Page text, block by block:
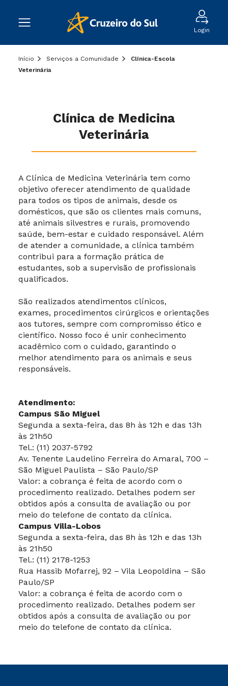
Login
Início Serviços a Comunidade
Clínica-Escola
Veterinária
Clínica de Medicina
Veterinária
A Clínica de Medicina Veterinária tem como
objetivo oferecer atendimento de qualidade
para todos os tipos de animais, desde os
domésticos, que são os clientes mais comuns,
até animais silvestres e rurais, promovendo
saúde, bem-estar e cuidado responsável. Além
de atender a comunidade, a clínica também
contribui para a formação prática de
estudantes, sob a supervisão de profissionais
qualificados.
São realizados atendimentos clínicos,
exames, procedimentos cirúrgicos e orientações
aos tutores, sempre com compromisso ético e
científico. Nosso foco é unir conhecimento
acadêmico com o cuidado, garantindo o
melhor atendimento para os animais e seus
responsáveis.
Atendimento:
Campus São Miguel
Segunda a sexta-feira, das 8h às 12h e das 13h
às 21h50
Tel.: (11) 2037-5792
Av. Tenente Laudelino Ferreira do Amaral, 700 –
São Miguel Paulista – São Paulo/SP
Valor: a cobrança é feita de acordo com o
procedimento realizado. Detalhes podem ser
obtidos após a consulta de avaliação ou por
meio do telefone de contato da clínica.
Campus Villa-Lobos
Segunda a sexta-feira, das 8h às 12h e das 13h
às 21h50
Tel.: (11) 2178-1253
Rua Hassib Mofarrej, 92 – Vila Leopoldina – São
Paulo/SP
Valor: a cobrança é feita de acordo com o
procedimento realizado. Detalhes podem ser
obtidos após a consulta de avaliação ou por
meio do telefone de contato da clínica.